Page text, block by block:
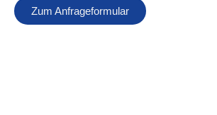
Zum Anfrageformular